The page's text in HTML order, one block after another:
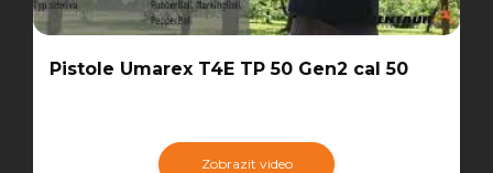
Pistole Umarex T4E TP 50 Gen2 cal 50
Zobrazit video